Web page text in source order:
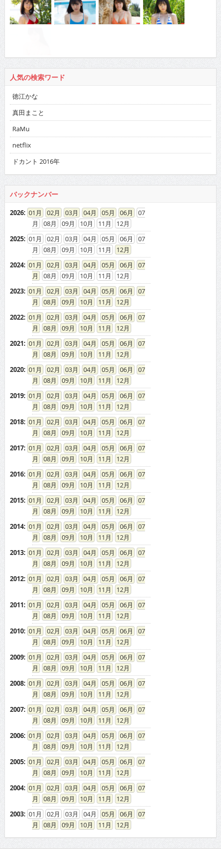
人気の検索ワード
徳江かな
真田まこと
RaMu
netflix
ドカント 2016年
バックナンバー
2026: 01 02 03 04 05 06
07
08
09 10 11
12
2025: 01 02 03 04 05 06
07
08
09 10 11
12
2024: 01 02 03 04 05 06
07
08
09 10 11
12
2023: 01 02 03 04 05 06
07
08
09 10 11
12
2022: 01 02 03 04 05 06
07
08
09 10 11
12
2021: 01 02 03 04 05 06
07
08
09 10 11
12
2020: 01 02 03 04 05 06
07
08
09 10 11
12
2019: 01 02 03 04 05 06
07
08
09 10 11
12
2018: 01 02 03 04 05 06
07
08
09 10 11
12
2017: 01 02 03 04 05 06
07
08
09 10 11
12
2016: 01 02 03 04 05 06
07
08
09 10 11
12
2015: 01 02 03 04 05 06
07
08
09 10 11
12
2014: 01 02 03 04 05 06
07
08
09 10 11
12
2013: 01 02 03 04 05 06
07
08
09 10 11
12
2012: 01 02 03 04 05 06
07
08
09 10 11
12
2011: 01 02 03 04 05 06
07
08
09 10 11
12
2010: 01 02 03 04 05 06
07
08
09 10 11
12
2009: 01 02 03 04 05 06
07
08
09 10 11
12
2008: 01 02 03 04 05 06
07
08
09 10 11
12
2007: 01 02 03 04 05 06
07
08
09 10 11
12
2006: 01 02 03 04 05 06
07
08
09 10 11
12
2005: 01 02 03 04 05 06
07
08
09 10 11
12
2004: 01 02 03 04 05 06
07
08
09 10 11
12
2003: 01 02 03 04 05 06
07
08
09 10 11 12